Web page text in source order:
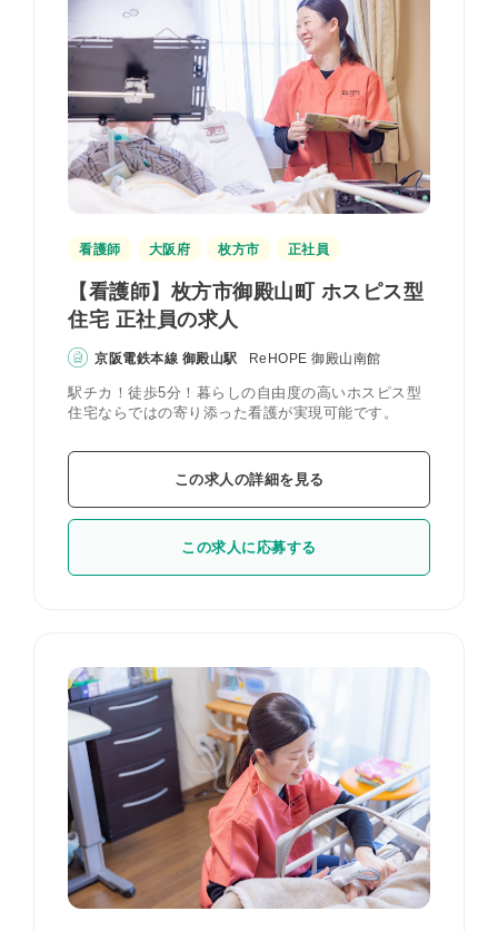
看護師 大阪府 枚方市 正社員
【看護師】枚方市御殿山町 ホスピス型
住宅 正社員の求人
京阪電鉄本線 御殿山駅 ReHOPE 御殿山南館
駅チカ！徒歩5分！暮らしの自由度の高いホスピス型
住宅ならではの寄り添った看護が実現可能です。
この求人の詳細を見る
この求人に応募する